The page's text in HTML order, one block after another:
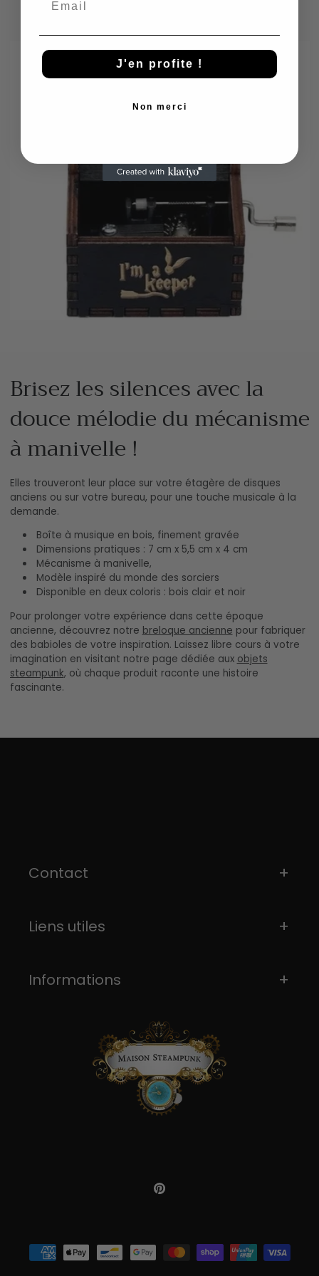
Brisez les silences avec la
douce mélodie du mécanisme
à manivelle !
Elles trouveront leur place sur votre étagère de disques
anciens ou sur votre bureau, pour une touche musicale à la
demande.
Boîte à musique en bois, finement gravée
Dimensions pratiques : 7 cm x 5,5 cm x 4 cm
Mécanisme à manivelle,
Modèle inspiré du monde des sorciers
Disponible en deux coloris : bois clair et noir
Pour prolonger votre expérience dans cette époque
ancienne, découvrez notre breloque ancienne pour fabriquer
des babioles de votre inspiration. Laissez libre cours à votre
imagination en visitant notre page dédiée aux objets
steampunk, où chaque produit raconte une histoire
fascinante.
Contact
Liens utiles
Informations
Pinterest
paiement
J'en profite !
Non merci